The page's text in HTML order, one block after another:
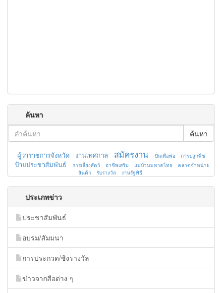
ค้นหา
ค้นหา
ผู้ว่าราชการจังหวัด งานเทศกาล สมัครงาน ปั่นเพื่อพ่อ การปลูกพืช
ป้ายประชาสัมพันธ์ การเลี้ยงสัตว์ อาชีพเสริม แม่บ้านมหาดไทย
ตลาดจำหน่าย
สินค้า
รับรางวัล งานรัฐพิธี
ประเภทข่าว
ประชาสัมพันธ์
อบรม/สัมมนา
การประกวด/ชิงรางวัล
ข่าวจากสือต่าง ๆ